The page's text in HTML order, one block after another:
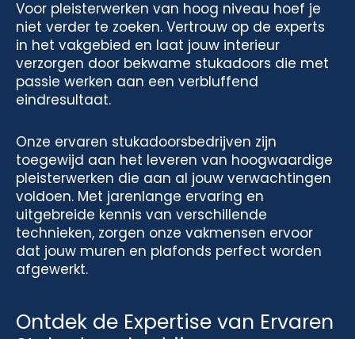
Voor pleisterwerken van hoog niveau hoef je
niet verder te zoeken. Vertrouw op de experts
in het vakgebied en laat jouw interieur
verzorgen door bekwame stukadoors die met
passie werken aan een verbluffend
eindresultaat.
Onze ervaren stukadoorsbedrijven zijn
toegewijd aan het leveren van hoogwaardige
pleisterwerken die aan al jouw verwachtingen
voldoen. Met jarenlange ervaring en
uitgebreide kennis van verschillende
technieken, zorgen onze vakmensen ervoor
dat jouw muren en plafonds perfect worden
afgewerkt.
Ontdek de Expertise van Ervaren